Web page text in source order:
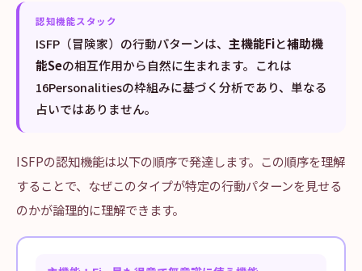
認知機能スタック
ISFP（冒険家）の行動パターンは、 主機能Fiと補助機
能Seの相互作用から自然に生まれます。これは
16Personalitiesの枠組みに基づく分析であり、単なる
占いではありません。
ISFPの認知機能は以下の順序で発達します。この順序を理解
することで、なぜこのタイプが特定の行動パターンを見せる
のかが論理的に理解できます。